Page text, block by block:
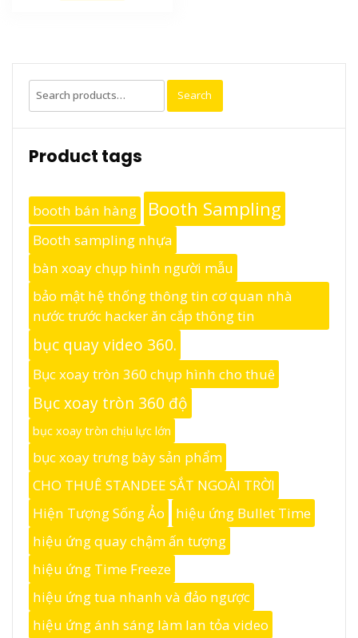
Search
for:
Search
Product tags
booth bán hàng Booth Sampling
Booth sampling nhựa
bàn xoay chụp hình người mẫu
bảo mật hệ thống thông tin cơ quan nhà
nước trước hacker ăn cắp thông tin
bục quay video 360.
Bục xoay tròn 360 chụp hình cho thuê
Bục xoay tròn 360 độ
bục xoay tròn chịu lực lớn
bục xoay trưng bày sản phẩm
CHO THUÊ STANDEE SẮT NGOÀI TRỜI
Hiện Tượng Sống Ảo
hiệu ứng Bullet Time
hiệu ứng quay chậm ấn tượng
hiệu ứng Time Freeze
hiệu ứng tua nhanh và đảo ngược
hiệu ứng ánh sáng làm lan tỏa video